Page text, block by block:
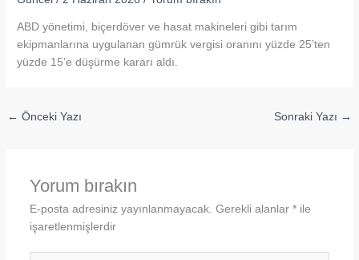
ABD yönetimi, biçerdöver ve hasat makineleri gibi tarım
ekipmanlarına uygulanan gümrük vergisi oranını yüzde 25’ten
yüzde 15’e düşürme kararı aldı.
← Önceki Yazı Sonraki Yazı →
Yorum bırakın
E-posta adresiniz yayınlanmayacak. Gerekli alanlar *ile
işaretlenmişlerdir